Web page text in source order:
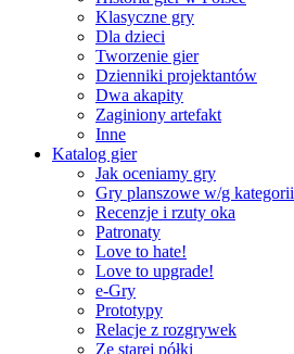
Klasyczne gry
Dla dzieci
Tworzenie gier
Dzienniki projektantów
Dwa akapity
Zaginiony artefakt
Inne
Katalog gier
Jak oceniamy gry
Gry planszowe w/g kategorii
Recenzje i rzuty oka
Patronaty
Love to hate!
Love to upgrade!
e-Gry
Prototypy
Relacje z rozgrywek
Ze starej półki